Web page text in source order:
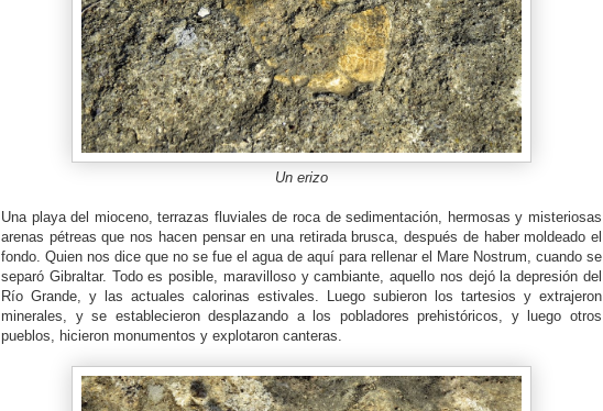
Un erizo
Una playa del mioceno, terrazas fluviales de roca de sedimentación, hermosas y misteriosas
arenas pétreas que nos hacen pensar en una retirada brusca, después de haber moldeado el
fondo. Quien nos dice que no se fue el agua de aquí para rellenar el Mare Nostrum, cuando se
separó Gibraltar. Todo es posible, maravilloso y cambiante, aquello nos dejó la depresión del
Río Grande, y las actuales calorinas estivales. Luego subieron los tartesios y extrajeron
minerales, y se establecieron desplazando a los pobladores prehistóricos, y luego otros
pueblos, hicieron monumentos y explotaron canteras.